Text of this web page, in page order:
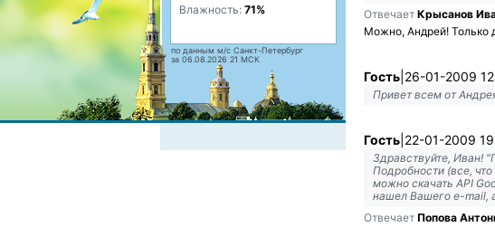
Влажность: 71%
по данным м/с Санкт-Петербург
за 06.08.2026 21 МСК
Отвечает Крысанов
Можно, Андрей! Только
Гость 26-01-2009
Привет всем от
Гость 22-01-2009
Здравствуйте, Иван!
Подробности (все,
можно скачать API
нашел Вашего e-mail,
Отвечает Попова